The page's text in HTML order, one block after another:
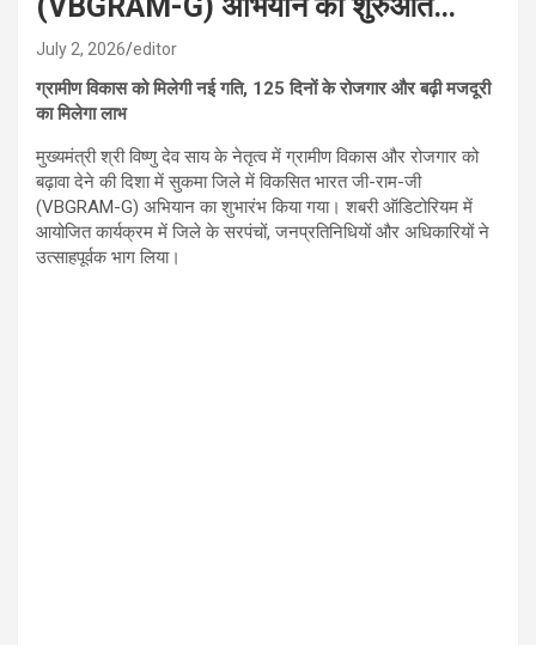
July 2, 2026 editor
ग्रामीण विकास को मिलेगी नई गति, 125 दिनों के रोजगार और बढ़ी मजदूरी
का मिलेगा लाभ
मुख्यमंत्री श्री विष्णु देव साय के नेतृत्व में ग्रामीण विकास और रोजगार को
बढ़ावा देने की दिशा में सुकमा जिले में विकसित भारत जी-राम-जी
(VBGRAM-G) अभियान का शुभारंभ किया गया। शबरी ऑडिटोरियम में
आयोजित कार्यक्रम में जिले के सरपंचों, जनप्रतिनिधियों और अधिकारियों ने
उत्साहपूर्वक भाग लिया।